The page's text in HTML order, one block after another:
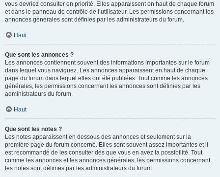
vous devriez consulter en priorité. Elles apparaissent en haut de chaque forum
et dans le panneau de contrôle de l’utilisateur. Les permissions concernant les
annonces générales sont définies par les administrateurs du forum.
Haut
Que sont les annonces ?
Les annonces contiennent souvent des informations importantes sur le forum
dans lequel vous naviguez. Les annonces apparaissent en haut de chaque
page du forum dans lequel elles ont été publiées. Tout comme les annonces
générales, les permissions concernant les annonces sont définies par les
administrateurs du forum.
Haut
Que sont les notes ?
Les notes apparaissent en dessous des annonces et seulement sur la
première page du forum concerné. Elles sont souvent assez importantes et il
est recommandé de les consulter dès que vous en avez la possibilité. Tout
comme les annonces et les annonces générales, les permissions concernant
les notes sont définies par les administrateurs du forum.